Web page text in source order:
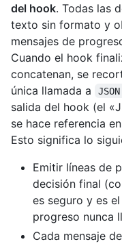
del hook. Todas las
texto sin formato y
mensajes de
Cuando el hook
concatenan, se
única llamada a
salida del hook (el
se hace referencia
Esto significa lo
Emitir líneas de
decisión final
es seguro y es
progreso nunca
Cada mensaje